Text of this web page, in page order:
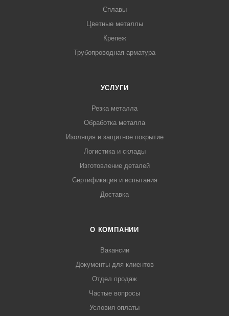
Сплавы
Цветные металлы
Крепеж
Трубопроводная арматура
УСЛУГИ
Резка металла
Обработка металла
Изоляция и защитное покрытие
Логистика и склады
Изготовление деталей
Сертификация и испытания
Доставка
О КОМПАНИИ
Вакансии
Документы для клиентов
Отдел продаж
Частые вопросы
Условия оплаты